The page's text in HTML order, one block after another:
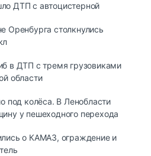
ДТП с автоцистерной
Оренбурга столкнулись
в ДТП с тремя грузовиками
области
под колёса. В Ленобласти
у пешеходного перехода
о КАМАЗ, ограждение и